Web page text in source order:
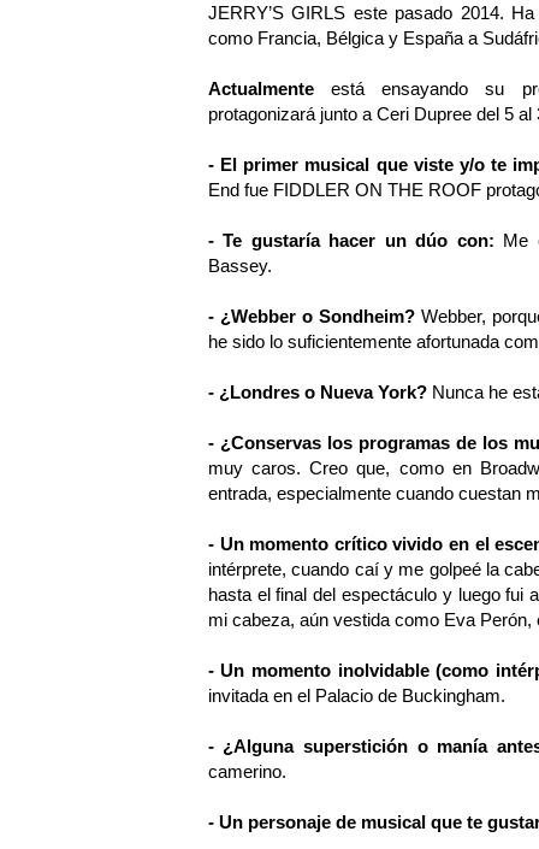
JERRY’S GIRLS este pasado 2014.
como Francia, Bélgica y España a
Actualmenteestá ensayando su
protagonizará junto a Ceri Dupree del 5
- El primer musical que viste y/o te
End fue FIDDLER ON THE ROOF
- Te gustaría hacer un dúo con: Me
Bassey.
- ¿Webber o Sondheim?Webber,
he sido lo suficientemente afortunada
- ¿Londres o Nueva York?Nunca he
- ¿Conservas los programas de los
muy caros. Creo que, como en
entrada, especialmente cuando cuestan
- Un momento crítico vivido en el
intérprete, cuando caí y me golpeé la
hasta el final del espectáculo y luego fui
mi cabeza, aún vestida como Eva
- Un momento inolvidable (como
invitada en el Palacio de Buckingham.
- ¿Alguna superstición o manía
camerino.
- Un personaje de musical que te